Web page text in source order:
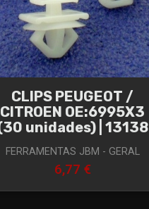
CLIPS PEUGEOT /
CITROEN OE:6995X3
unidades) | 13138
FERRAMENTAS JBM - GERAL
6,77 €